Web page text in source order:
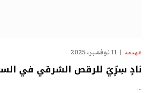
الهدهد 11 نوفمبر، 2025
نادٍ سِرِّيّ للرقص الشرقي في
…